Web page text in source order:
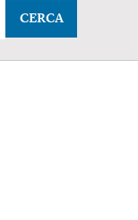
CERCA